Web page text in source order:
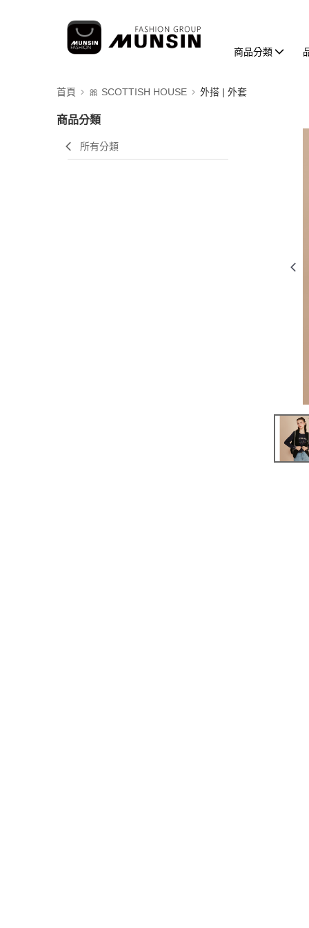
商品分類
首頁 🎀 SCOTTISH HOUSE 外搭 | 外套
商品分類
所有分類